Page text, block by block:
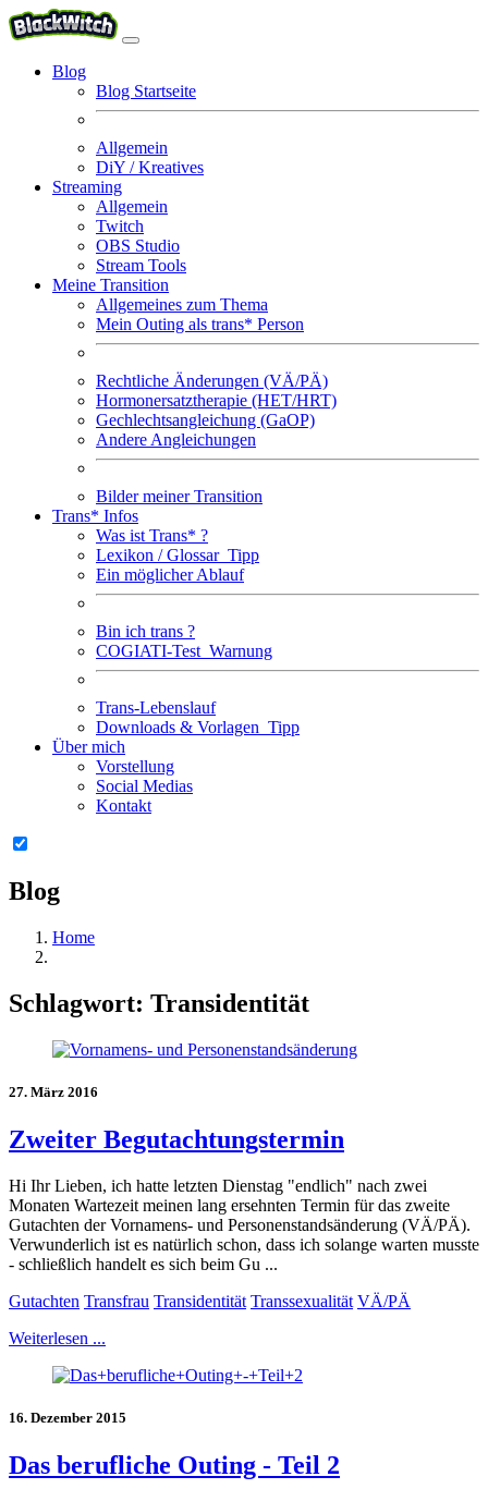
Blog
Blog Startseite
Allgemein
DiY / Kreatives
Streaming
Allgemein
Twitch
OBS Studio
Stream Tools
Meine Transition
Allgemeines zum Thema
Mein Outing als trans* Person
Rechtliche Änderungen (VÄ/PÄ)
Hormonersatztherapie (HET/HRT)
Gechlechtsangleichung (GaOP)
Andere Angleichungen
Bilder meiner Transition
Trans* Infos
Was ist Trans* ?
Lexikon / Glossar Tipp
Ein möglicher Ablauf
Bin ich trans ?
COGIATI-Test Warnung
Trans-Lebenslauf
Downloads & Vorlagen Tipp
Über mich
Vorstellung
Social Medias
Kontakt
Blog
Home
Schlagwort: Transidentität
27. März 2016
Zweiter Begutachtungstermin
Hi Ihr Lieben, ich hatte letzten Dienstag "endlich" nach zwei
Monaten Wartezeit meinen lang ersehnten Termin für das zweite
Gutachten der Vornamens- und Personenstandsänderung (VÄ/PÄ).
Verwunderlich ist es natürlich schon, dass ich solange warten musste
- schließlich handelt es sich beim Gu ...
Gutachten Transfrau Transidentität Transsexualität VÄ/PÄ
Weiterlesen ...
16. Dezember 2015
Das berufliche Outing - Teil 2